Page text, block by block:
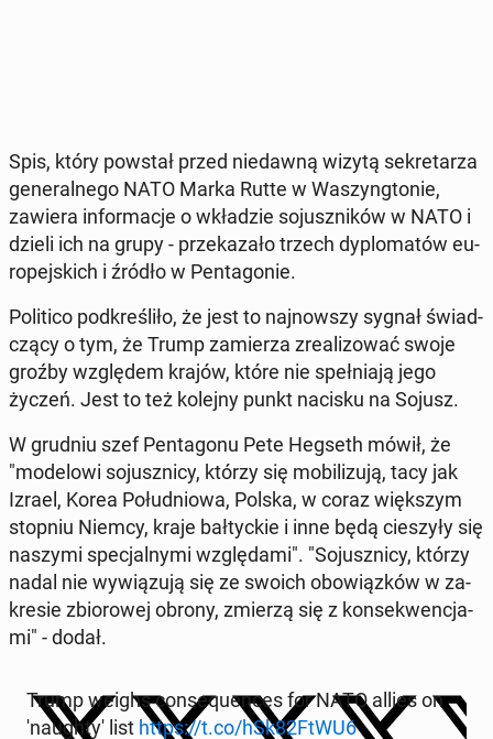
Spis, który powstał przed nie­daw­ną wizytą se­kre­ta­rza
ge­ne­ral­ne­go NATO Marka Rutte w Wa­szyng­to­nie,
zawiera in­for­ma­cje o wkła­dzie so­jusz­ni­ków w NATO i
dzieli ich na grupy - prze­ka­za­ło trzech dy­plo­ma­tów eu­
ro­pej­skich i źródło w Pen­ta­go­nie.
Po­li­ti­co pod­kre­śli­ło, że jest to naj­now­szy sygnał świad­
czą­cy o tym, że Trump za­mie­rza zre­ali­zo­wać swoje
groźby wzglę­dem krajów, które nie speł­nia­ją jego
życzeń. Jest to też kolejny punkt nacisku na Sojusz.
W grudniu szef Pen­ta­go­nu Pete Hegseth mówił, że
"mo­de­lo­wi so­jusz­ni­cy, którzy się mo­bi­li­zu­ją, tacy jak
Izrael, Korea Po­łu­dnio­wa, Polska, w coraz więk­szym
stopniu Niemcy, kraje bał­tyc­kie i inne będą cie­szy­ły się
naszymi spe­cjal­ny­mi wzglę­da­mi". "So­jusz­ni­cy, którzy
nadal nie wy­wią­zu­ją się ze swoich obo­wiąz­ków w za­
kre­sie zbio­ro­wej obrony, zmierzą się z kon­se­kwen­cja­
mi" - dodał.
Trump weighs con­se­qu­en­ces for NATO allies on
'nau­gh­ty' list https://t.co/hSk82FtWU6